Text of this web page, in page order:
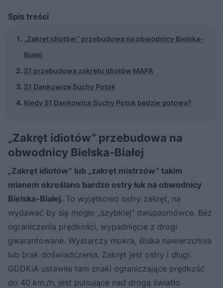
Spis treści
„Zakręt idiotów” przebudowa na obwodnicy Bielska-
Białej
S1 przebudowa zakrętu idiotów MAPA
S1 Dankowice Suchy Potok
Kiedy S1 Dankowice Suchy Potok będzie gotowa?
„Zakręt idiotów” przebudowa na
obwodnicy Bielska-Białej
„Zakręt idiotów” lub „zakręt mistrzów” takim
mianem określano bardzo ostry łuk na obwodnicy
Bielska-Białej. To wyjątkowo ostry zakręt, na
wydawać by się mogło „szybkiej” dwupasmówce. Bez
ograniczenia prędkości, wypadnięcie z drogi
gwarantowane. Wystarczy mokra, śliska nawierzchnia
lub brak doświadczenia. Zakręt jest ostry i długi.
GDDKiA ustawiła tam znaki ograniczające prędkość
do 40 km./h, jest pulsujące nad drogą światło